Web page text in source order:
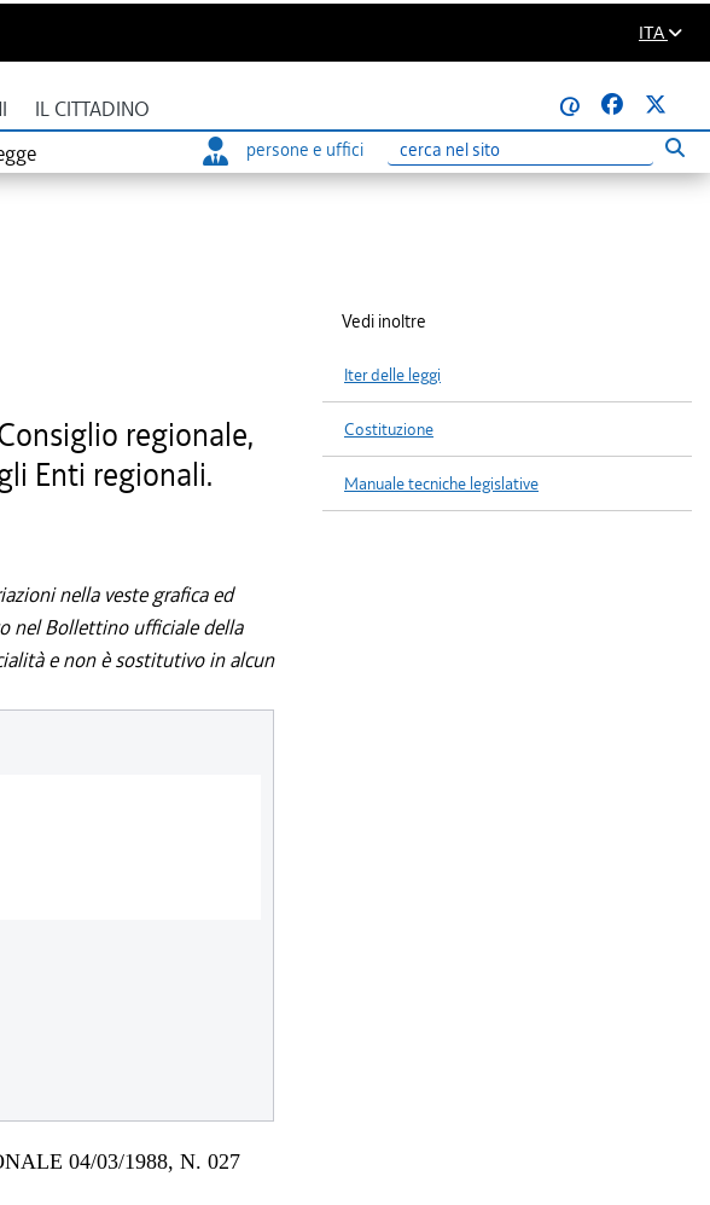
ITA
IL CITTADINO
@
persone e uffici
Ricerca
regionale,
Enti regionali.
nella veste grafica ed
nel Bollettino ufficiale della
e non è sostitutivo in alcun
04/03/1988, N. 027
Vedi inoltre
Iter delle leggi
Costituzione
Manuale tecniche legislative